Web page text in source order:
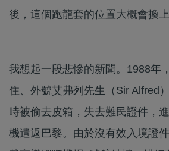
後，這個跑龍套的位置大概會換上
我想起一段悲慘的新聞。1988年
住、外號艾弗列先生（Sir Alfred
時被偷去皮箱，失去難民證件，
機遣返巴黎。由於沒有效入境證